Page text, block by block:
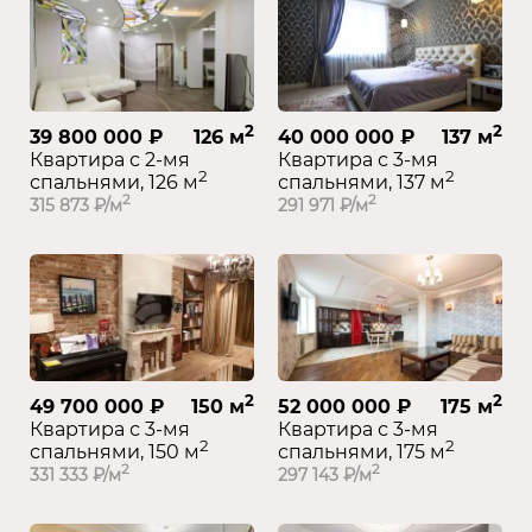
39 800 000 ₽ 126 м2
Квартира с 2-мя
спальнями, 126 м2
315 873 ₽/м2
40 000 000 ₽ 137 м2
Квартира с 3-мя
спальнями, 137 м2
291 971 ₽/м2
49 700 000 ₽ 150 м2
Квартира с 3-мя
спальнями, 150 м2
331 333 ₽/м2
52 000 000 ₽ 175 м2
Квартира с 3-мя
спальнями, 175 м2
297 143 ₽/м2